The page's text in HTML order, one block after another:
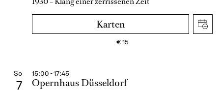
Karten
€15
So
7
15:00 - 17:45
Opernhaus Düsseldorf